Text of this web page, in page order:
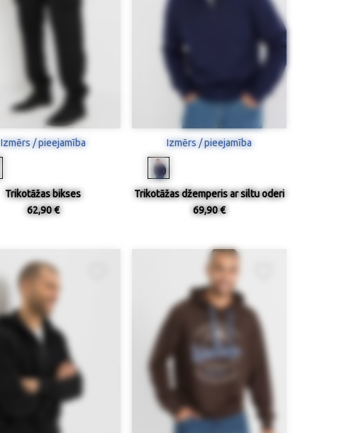
Izmērs / pieejamība
Trikotāžas bikses
62,90 €
Izmērs / pieejamība
Trikotāžas džemperis ar siltu oderi
69,90 €